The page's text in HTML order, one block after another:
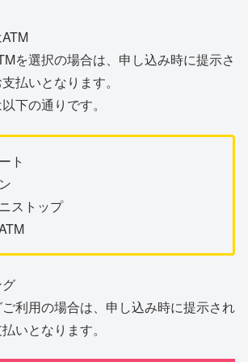
を選択の場合は、申し込み時に提示さ
払いとなります。
下の通りです。
ト
ストップ
利用の場合は、申し込み時に提示され
いとなります。